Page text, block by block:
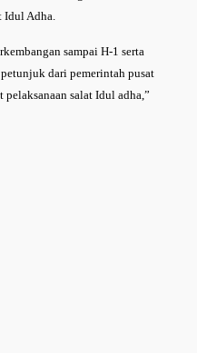
Idul Adha.
sampai H-1 serta
dari pemerintah pusat
salat Idul adha,”